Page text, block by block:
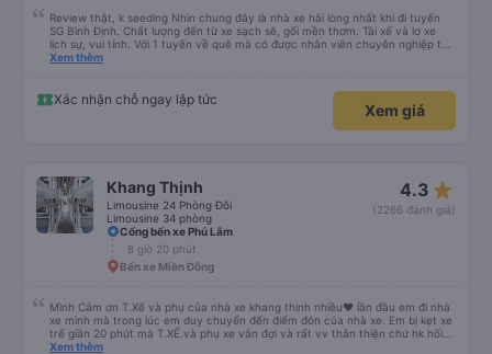
Review thật, k seeding Nhìn chung đây là nhà xe hài lòng nhất khi đi tuyến
SG Bình Định. Chất lượng đến từ xe sạch sẽ, gối mền thơm. Tài xế và lơ xe
lịch sự, vui tính. Với 1 tuyến về quê mà có được nhân viên chuyên nghiệp thế
này là điểm cộng lớn, thường chỉ đi mấy tuyến du lịch mới có. Về xe thì có
định ủng hộ tiếp nhà xe này. Chúc chủ xe làm ăn phát đạt mua thêm nhiều
xe chạy thêm nhiều khung giờ nữa và nâng cao tiêu chuẩn tuyến. Nếu xét
Xem thêm
Xác nhận chỗ ngay lập tức
Xem giá
Khang Thịnh
Limousine 24 Phòng Đôi
Limousine 34 phòng
4.3 star_rate
(2266 đánh giá)
Cổng bến xe Phú Lâm
8 giờ 20 phút
Bến xe Miền Đông
Mình Cảm ơn T.Xế và phụ của nhà xe khang thịnh nhiều❤️ lần đầu em đi nhà
xe mình mà trong lúc em duy chuyển đến điểm đón của nhà xe. Em bị kẹt xe
trể giần 20 phút mà T.XẾ.và phụ xe vẫn đợi và rất vv thân thiện chứ hk hối
mình như những nhà xe khác. Xe mình đi là loại xe 24p đôi . xe có rèm kéo
Xem thêm